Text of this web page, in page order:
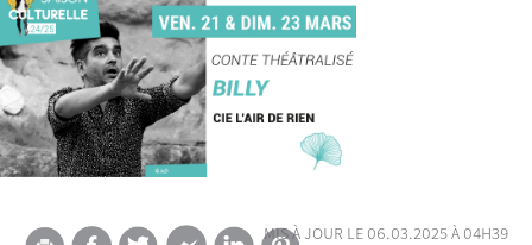
mis à jour le 06.03.2025 à 04h39